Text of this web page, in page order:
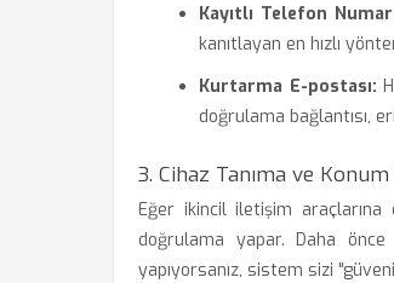
Kayıtlı Telefon
kanıtlayan en hızlı
Kurtarma E-postası:
doğrulama bağlantısı,
3. Cihaz Tanıma ve
Eğer ikincil iletişim
doğrulama yapar. Daha önce
yapıyorsanız, sistem sizi